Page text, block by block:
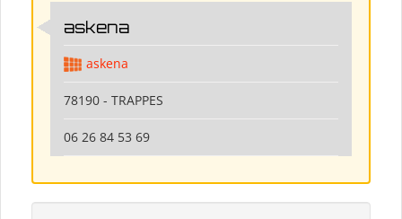
askena
askena
78190 - TRAPPES
06 26 84 53 69